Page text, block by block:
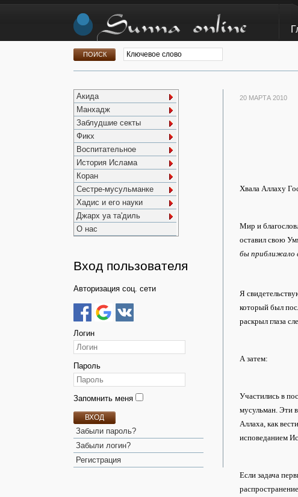
Акида
Манхадж
Заблудшие секты
Фикх
Воспитательное
История Ислама
Коран
Сестре-мусульманке
Хадис и его науки
Джарх уа та'диль
О нас
Вход пользователя
Авторизация соц. сети
Логин
Пароль
Запомнить меня
ВХОД
Забыли пароль?
Забыли логин?
Регистрация
20 МАРТА 2010
Хвала Аллаху
Мир и
оставил свою
бы приближало
Я
который был
раскрыл глаза
А затем:
Участились в
мусульман. Эти
Аллаха, как
исповеданием
Если задача